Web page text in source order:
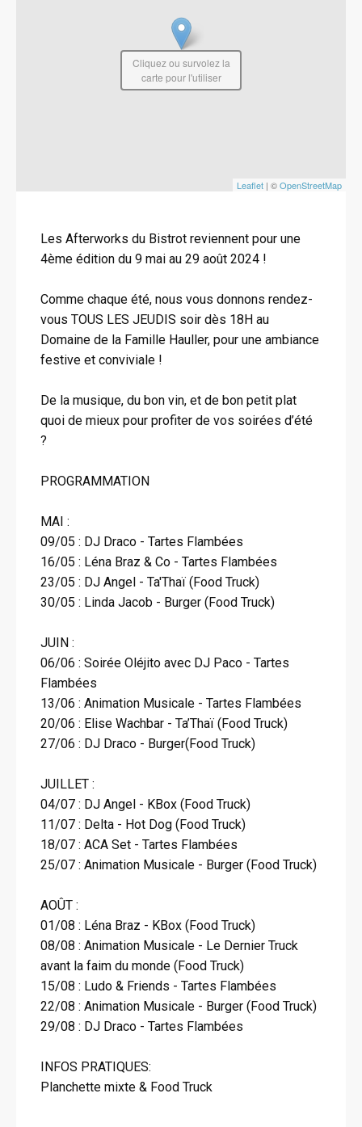
Leaflet | ©OpenStreetMap
Cliquez ou survolez la
carte pour l'utiliser
Les Afterworks du Bistrot reviennent pour une
4ème édition du 9 mai au 29 août 2024 !
Comme chaque été, nous vous donnons rendez-
vous TOUS LES JEUDIS soir dès 18H au
Domaine de la Famille Hauller, pour une ambiance
festive et conviviale !
De la musique, du bon vin, et de bon petit plat
quoi de mieux pour profiter de vos soirées d’été
?
PROGRAMMATION
MAI :
09/05 : DJ Draco - Tartes Flambées
16/05 : Léna Braz & Co - Tartes Flambées
23/05 : DJ Angel - Ta'Thaï (Food Truck)
30/05 : Linda Jacob - Burger (Food Truck)
JUIN :
06/06 : Soirée Oléjito avec DJ Paco - Tartes
Flambées
13/06 : Animation Musicale - Tartes Flambées
20/06 : Elise Wachbar - Ta’Thaï (Food Truck)
27/06 : DJ Draco - Burger(Food Truck)
JUILLET :
04/07 : DJ Angel - KBox (Food Truck)
11/07 : Delta - Hot Dog (Food Truck)
18/07 : ACA Set - Tartes Flambées
25/07 : Animation Musicale - Burger (Food Truck)
AOÛT :
01/08 : Léna Braz - KBox (Food Truck)
08/08 : Animation Musicale - Le Dernier Truck
avant la faim du monde (Food Truck)
15/08 : Ludo & Friends - Tartes Flambées
22/08 : Animation Musicale - Burger (Food Truck)
29/08 : DJ Draco - Tartes Flambées
INFOS PRATIQUES:
Planchette mixte & Food Truck